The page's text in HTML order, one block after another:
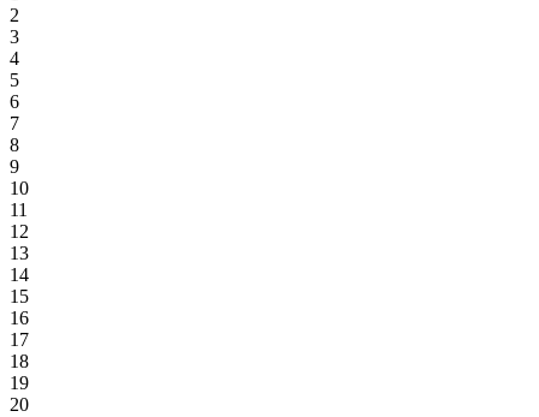
2
3
4
5
6
7
8
9
10
11
12
13
14
15
16
17
18
19
20